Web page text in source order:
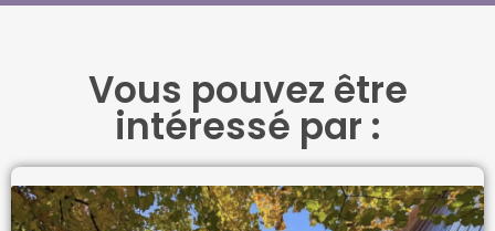
Vous pouvez être
intéressé par :